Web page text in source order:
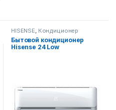
HISENSE, Кондиционер
Бытовой кондиционер
Hisense 24 Low